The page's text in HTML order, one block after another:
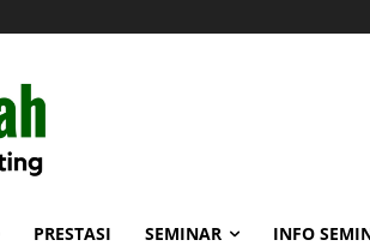
PRESTASI SEMINAR INFO